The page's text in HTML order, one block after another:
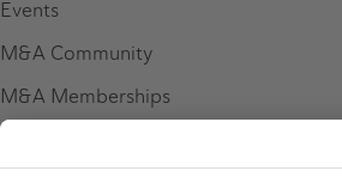
Events
M&A Community
M&A Memberships